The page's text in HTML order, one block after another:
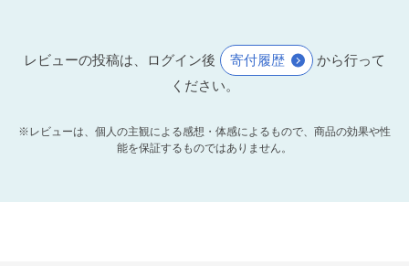
レビューの投稿は、ログイン後 寄付履歴
から行って
ください。
※レビューは、個人の主観による感想・体感によるもので、商品の効果や性
能を保証するものではありません。